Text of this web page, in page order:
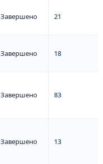
Завершено 21
Завершено 18
Завершено 83
Завершено 13